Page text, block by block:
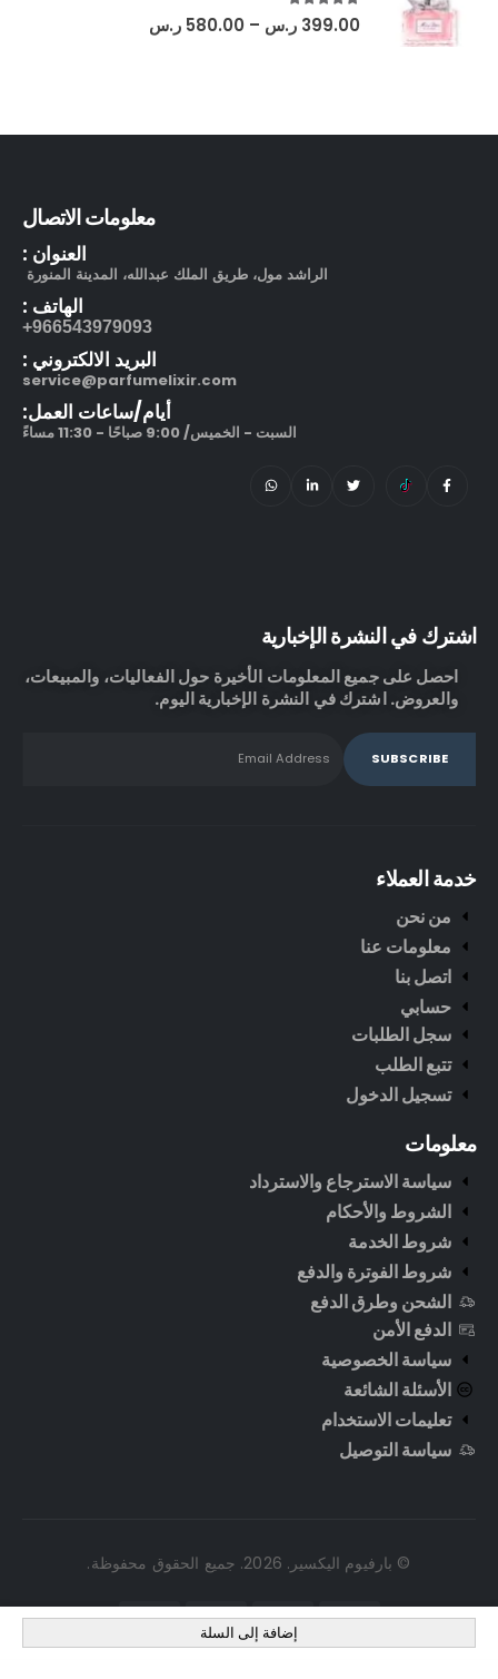
إضافة إلى السلة
5.00
out of 5
399.00 ر.س –
580.00 ر.س
معلومات الاتصال
العنوان :
الراشد مول، طريق الملك عبدالله، المدينة المنورة
الهاتف :
966543979093+
البريد الالكتروني :
service@parfumelixir.com
أيام/ساعات العمل:
السبت - الخميس/ 9:00 صباحًا - 11:30 مساءً
اشترك في النشرة الإخبارية
احصل على جميع المعلومات الأخيرة حول الفعاليات، والمبيعات،
والعروض. اشترك في النشرة الإخبارية اليوم.
خدمة العملاء
من نحن
معلومات عنا
اتصل بنا
حسابي
سجل الطلبات
تتبع الطلب
تسجيل الدخول
معلومات
سياسة الاسترجاع والاسترداد
الشروط والأحكام
شروط الخدمة
شروط الفوترة والدفع
الشحن وطرق الدفع
الدفع الأمن
سياسة الخصوصية
الأسئلة الشائعة
تعليمات الاستخدام
سياسة التوصيل
© بارفيوم اليكسير. 2026. جميع الحقوق محفوظة.